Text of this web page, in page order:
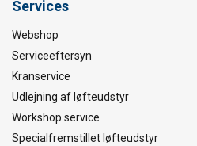
Services
Webshop
Serviceeftersyn
Kranservice
Udlejning af løfteudstyr
Workshop service
Specialfremstillet løfteudstyr